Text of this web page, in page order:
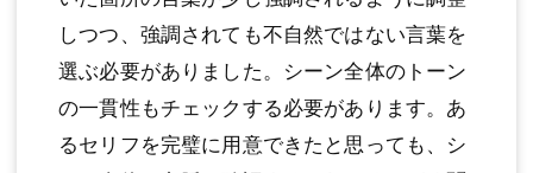
しつつ、強調されても不自然ではない言葉を
選ぶ必要がありました。シーン全体のトーン
の一貫性もチェックする必要があります。あ
るセリフを完璧に用意できたと思っても、シ